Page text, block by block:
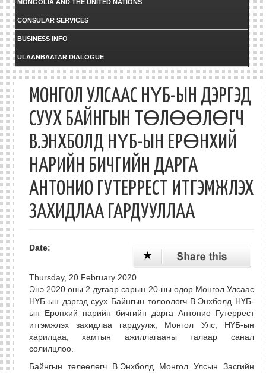
MONGOLIA AND THE UNITED NATIONS
CONSULAR SERVICES
BUSINESS INFO
ULAANBAATAR DIALOGUE
МОНГОЛ УЛСААС НҮБ-ЫН ДЭРГЭД
СУУХ БАЙНГЫН ТӨЛӨӨЛӨГЧ
В.ЭНХБОЛД НҮБ-ЫН ЕРӨНХИЙ
НАРИЙН БИЧГИЙН ДАРГА
АНТОНИО ГУТЕРРЕСТ ИТГЭМЖЛЭХ
ЗАХИДЛАА ГАРДУУЛЛАА
Date:
Thursday, 20 February 2020
Энэ 2020 оны 2 дугаар сарын 20-ны өдөр Монгол Улсаас
НҮБ-ын дэргэд суух Байнгын төлөөлөгч В.Энхболд НҮБ-
ын Ерөнхий нарийн бичгийн дарга Антонио Гутеррест
итгэмжлэх захидлаа гардуулж, Монгол Улс, НҮБ-ын
харилцаа, хамтын ажиллагааны талаар санал
солилцлоо.
Байнгын төлөөлөгч В.Энхболд Монгол Улсын Засгийн